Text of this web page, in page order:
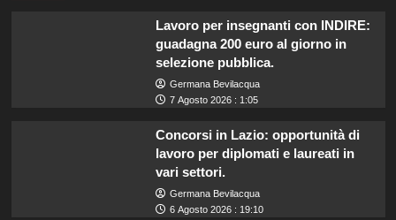
Lavoro per insegnanti con INDIRE:
guadagna 200 euro al giorno in
selezione pubblica.
Germana Bevilacqua
7 Agosto 2026 : 1:05
Concorsi in Lazio: opportunità di
lavoro per diplomati e laureati in
vari settori.
Germana Bevilacqua
6 Agosto 2026 : 19:10